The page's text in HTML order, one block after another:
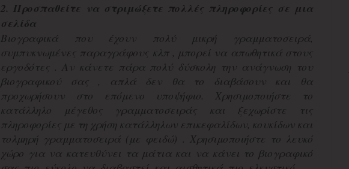
2. Προσπαθείτε να στριμώξετε πολλές πληροφορίες σε μια
σελίδα
Βιογραφικά που έχουν πολύ μικρή γραμματοσειρά,
συμπυκνωμένες παραγράφους κλπ , μπορεί να απωθητικά στους
εργοδότες . Αν κάνετε πάρα πολύ δύσκολη την ανάγνωση του
βιογραφικού σας , απλά δεν θα το διαβάσουν και θα
προχωρήσουν στο επόμενο υποψήφιο. Χρησιμοποιήστε το
κατάλληλο μέγεθος γραμματοσειράς και ξεχωρίστε τις
πληροφορίες με τη χρήση κατάλληλων επικεφαλίδων, κουκίδων και
τολμηρή γραμματοσειρά (με φειδώ) . Χρησιμοποιήστε το λευκό
χώρο για να κατευθύνει τα μάτια και να κάνει το βιογραφικό